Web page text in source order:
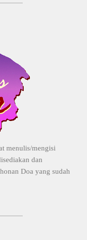
menulis/mengisi
dan
Doa yang sudah